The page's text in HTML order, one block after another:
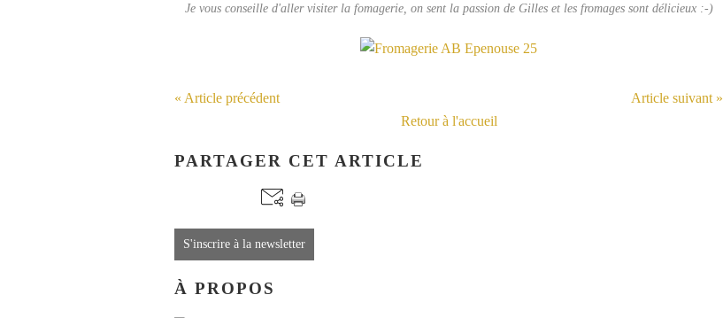
Je vous conseille d'aller visiter la fomagerie, on sent la passion de Gilles et les fromages sont délicieux :-)
« Article précédent
Article suivant »
Retour à l'accueil
PARTAGER CET ARTICLE
S'inscrire à la newsletter
À PROPOS